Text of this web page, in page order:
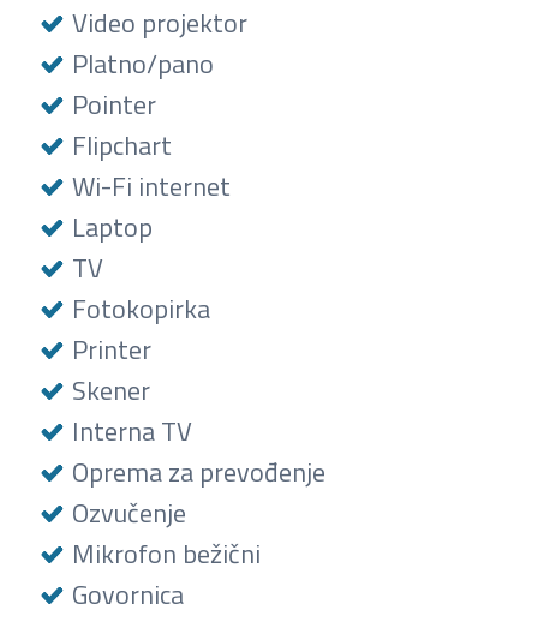
Video projektor
Platno/pano
Pointer
Flipchart
Wi-Fi internet
Laptop
TV
Fotokopirka
Printer
Skener
Interna TV
Oprema za prevođenje
Ozvučenje
Mikrofon bežični
Govornica